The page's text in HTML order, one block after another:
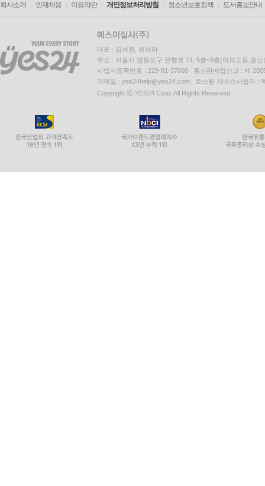
회사소개 인재채용 이용약관 개인정보처리방침 청소년보호정책 도서홍보안내
대표 : 김석환, 최세라
주소 : 서울시 영등포구 은행로 11, 5층~6층(여의도동,일신
사업자등록번호 : 229-81-37000 통신판매업신고 : 제
이메일 : yes24help@yes24.com 호스팅 서비스사업자 :
Copyright ⓒ YES24 Corp. All Rights Reserved.